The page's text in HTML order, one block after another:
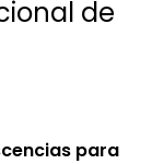
de
para